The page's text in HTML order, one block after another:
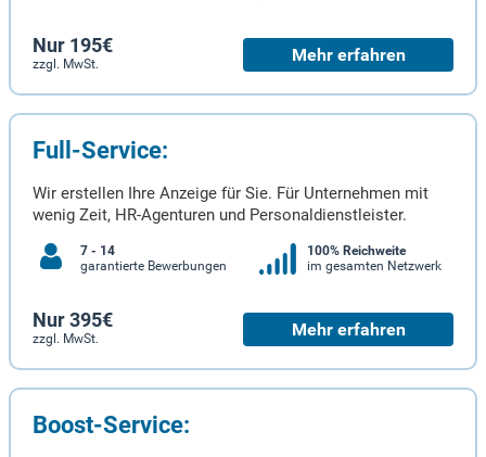
Nur 195€
zzgl. MwSt. Mehr erfahren
Full-Service:
Wir erstellen Ihre Anzeige für Sie. Für Unternehmen mit
wenig Zeit, HR-Agenturen und Personaldienstleister.
7 - 14
garantierte Bewerbungen
100% Reichweite
im gesamten Netzwerk
Nur 395€
zzgl. MwSt. Mehr erfahren
Boost-Service: